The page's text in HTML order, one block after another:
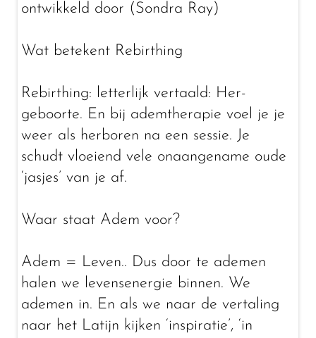
ontwikkeld door (Sondra Ray)
Wat betekent Rebirthing
Rebirthing: letterlijk vertaald: Her-
geboorte. En bij ademtherapie voel je je
weer als herboren na een sessie. Je
schudt vloeiend vele onaangename oude
‘jasjes’ van je af.
Waar staat Adem voor?
Adem = Leven.. Dus door te ademen
halen we levensenergie binnen. We
ademen in. En als we naar de vertaling
naar het Latijn kijken ‘inspiratie’, ‘in